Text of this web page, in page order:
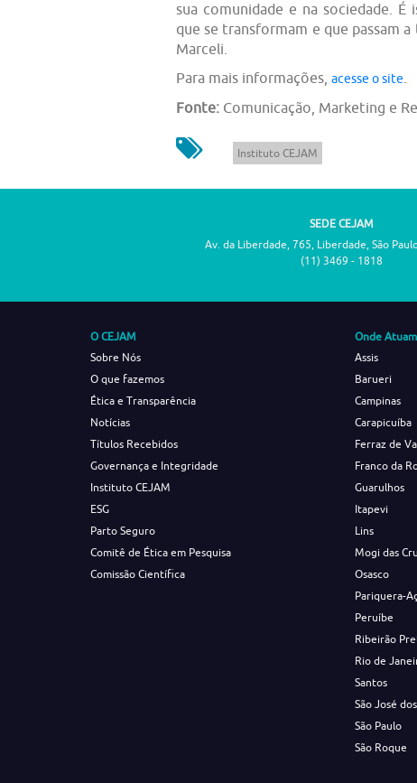
sua comunidade e na sociedade.
que se transformam e que passam
Marceli.
Para mais informações, acesse o site
Fonte: Comunicação, Marketing e
Instituto CEJAM
SEDE CEJAM
Av. da Liberdade, 765, Liberdade, São
(11) 3469 - 1818
O CEJAM
Sobre Nós
O que fazemos
Ética e Transparência
Notícias
Títulos Recebidos
Governança e Integridade
Instituto CEJAM
ESG
Parto Seguro
Comitê de Ética em Pesquisa
Comissão Científica
Onde
Assis
Barueri
Campinas
Carapicuíba
Ferraz de
Franco da
Guarulhos
Itapevi
Lins
Mogi das
Osasco
Pariquera-
Peruíbe
Ribeirão
Rio de
Santos
São José
São Paulo
São Roque